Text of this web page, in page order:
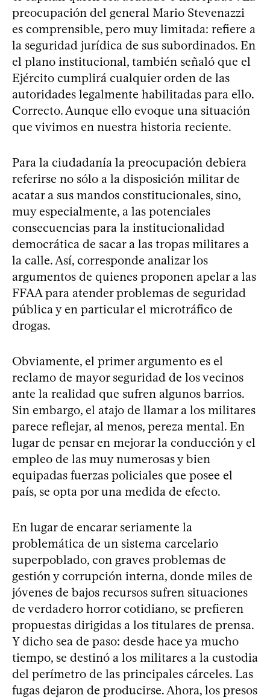
preocupación del general Mario Stevenazzi
es comprensible, pero muy limitada: refiere a
la seguridad jurídica de sus subordinados. En
el plano institucional, también señaló que el
Ejército cumplirá cualquier orden de las
autoridades legalmente habilitadas para ello.
Correcto. Aunque ello evoque una situación
que vivimos en nuestra historia reciente.
Para la ciudadanía la preocupación debiera
referirse no sólo a la disposición militar de
acatar a sus mandos constitucionales, sino,
muy especialmente, a las potenciales
consecuencias para la institucionalidad
democrática de sacar a las tropas militares a
la calle. Así, corresponde analizar los
argumentos de quienes proponen apelar a las
FFAA para atender problemas de seguridad
pública y en particular el microtráfico de
drogas.
Obviamente, el primer argumento es el
reclamo de mayor seguridad de los vecinos
ante la realidad que sufren algunos barrios.
Sin embargo, el atajo de llamar a los militares
parece reflejar, al menos, pereza mental. En
lugar de pensar en mejorar la conducción y el
empleo de las muy numerosas y bien
equipadas fuerzas policiales que posee el
país, se opta por una medida de efecto.
En lugar de encarar seriamente la
problemática de un sistema carcelario
superpoblado, con graves problemas de
gestión y corrupción interna, donde miles de
jóvenes de bajos recursos sufren situaciones
de verdadero horror cotidiano, se prefieren
propuestas dirigidas a los titulares de prensa.
Y dicho sea de paso: desde hace ya mucho
tiempo, se destinó a los militares a la custodia
del perímetro de las principales cárceles. Las
fugas dejaron de producirse. Ahora, los presos